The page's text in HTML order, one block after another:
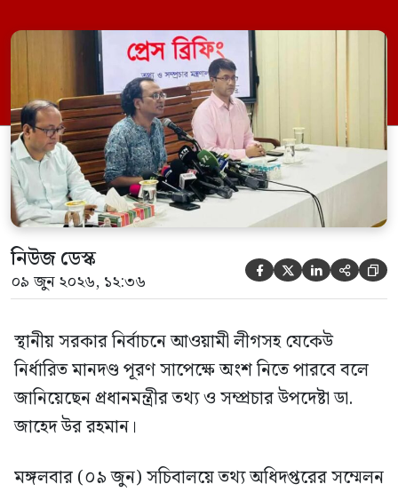
সম্মেলন কক্ষে এক প্রেস ব্রিফিংয়ে সাংবাদিকদের
এক প্রশ্নের জবাবে তিনি এ কথা বলেন।
নিউজ ডেস্ক
০৯ জুন ২০২৬, ১২:৩৬     
স্থানীয় সরকার নির্বাচনে আওয়ামী লীগসহ যেকেউ
নির্ধারিত মানদণ্ড পূরণ সাপেক্ষে অংশ নিতে পারবে বলে
জানিয়েছেন প্রধানমন্ত্রীর তথ্য ও সম্প্রচার উপদেষ্টা ডা.
জাহেদ উর রহমান।
মঙ্গলবার (০৯ জুন) সচিবালয়ে তথ্য অধিদপ্তরের সম্মেলন